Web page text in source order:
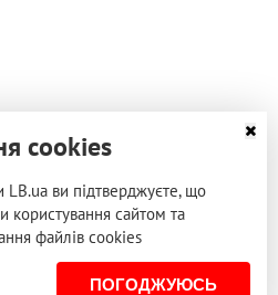
cookies
ви підтверджуєте, що
сайтом та
файлів cookies
ПОГОДЖУЮСЬ